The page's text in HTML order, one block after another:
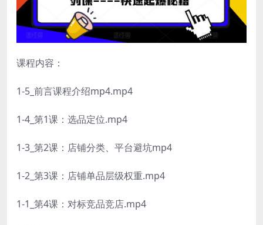
课程内容：
1-5_前言课程介绍mp4.mp4
1-4_第1课：选品定位.mp4
1-3_第2课：店铺分类、平台避坑mp4
1-2_第3课：店铺单品层级权重.mp4
1-1_第4课：对标竞品竞店.mp4